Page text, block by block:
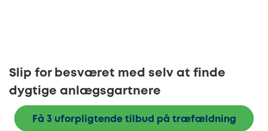
Slip for besværet med selv at finde
dygtige anlægsgartnere
Få 3 uforpligtende tilbud på træfældning